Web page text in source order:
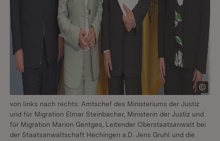
von links nach rechts: Amtschef des Ministeriums der Justiz
und für Migration Elmar Steinbacher, Ministerin der Justiz und
für Migration Marion Gentges, Leitender Oberstaatsanwalt bei
der Staatsanwaltschaft Hechingen a.D. Jens Gruhl und die